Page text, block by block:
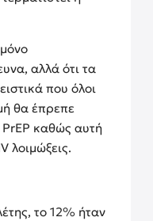
αλλά ότι τα
που όλοι
θα έπρεπε
PrEP καθώς αυτή
λοιμώξεις.
το 12% ήταν